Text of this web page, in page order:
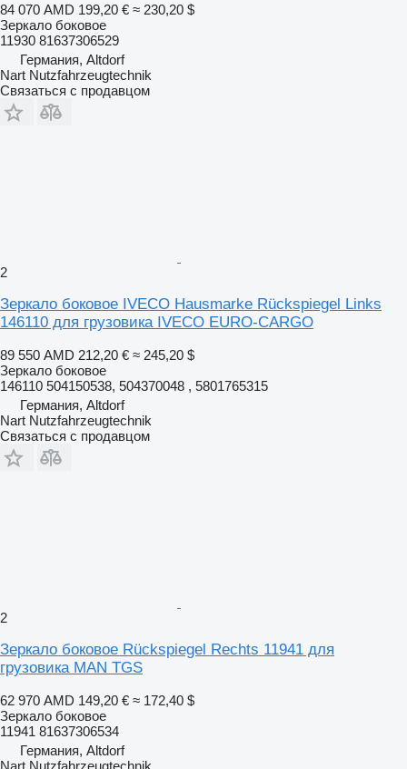
84 070 AMD 199,20 € ≈ 230,20 $
Зеркало боковое
11930 81637306529
Германия, Altdorf
Nart Nutzfahrzeugtechnik
Связаться с продавцом
2
Зеркало боковое IVECO Hausmarke Rückspiegel Links
146110 для грузовика IVECO EURO-CARGO
89 550 AMD 212,20 € ≈ 245,20 $
Зеркало боковое
146110 504150538, 504370048 , 5801765315
Германия, Altdorf
Nart Nutzfahrzeugtechnik
Связаться с продавцом
2
Зеркало боковое Rückspiegel Rechts 11941 для
грузовика MAN TGS
62 970 AMD 149,20 € ≈ 172,40 $
Зеркало боковое
11941 81637306534
Германия, Altdorf
Nart Nutzfahrzeugtechnik